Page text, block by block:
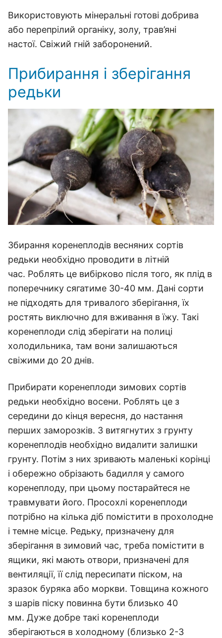
Використовують мінеральні готові добрива
або перепрілий органіку, золу, трав’яні
настої. Свіжий гній заборонений.
Прибирання і зберігання
редьки
Збирання коренеплодів весняних сортів
редьки необхідно проводити в літній
час. Роблять це вибірково після того, як плід в
поперечнику сягатиме 30-40 мм. Дані сорти
не підходять для тривалого зберігання, їх
ростять виключно для вживання в їжу. Такі
коренеплоди слід зберігати на полиці
холодильника, там вони залишаються
свіжими до 20 днів.
Прибирати коренеплоди зимових сортів
редьки необхідно восени. Роблять це з
середини до кінця вересня, до настання
перших заморозків. З витягнутих з грунту
коренеплодів необхідно видалити залишки
грунту. Потім з них зривають маленькі корінці
і обережно обрізають бадилля у самого
коренеплоду, при цьому постарайтеся не
травмувати його. Просохлі коренеплоди
потрібно на кілька діб помістити в прохолодне
і темне місце. Редьку, призначену для
зберігання в зимовий час, треба помістити в
ящики, які мають отвори, призначені для
вентиляції, її слід пересипати піском, на
зразок буряка або моркви. Товщина кожного
з шарів піску повинна бути близько 40
мм. Дуже добре такі коренеплоди
зберігаються в холодному (близько 2-3